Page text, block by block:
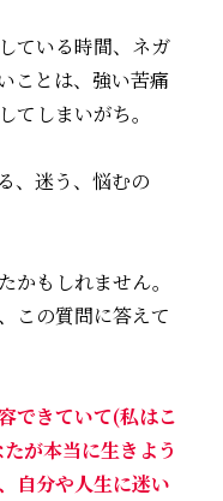
ている時間、ネガ
ことは、強い苦痛
てしまいがち。
、迷う、悩むの
もしれません。
この質問に答えて
できていて(私はこ
が本当に生きよう
自分や人生に迷い